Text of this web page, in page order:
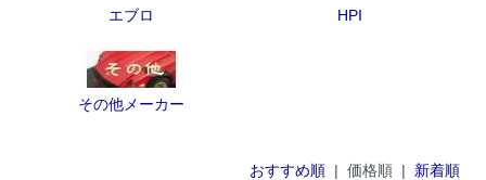
エブロ HPI
その他メーカー
おすすめ順| 価格順 | 新着順